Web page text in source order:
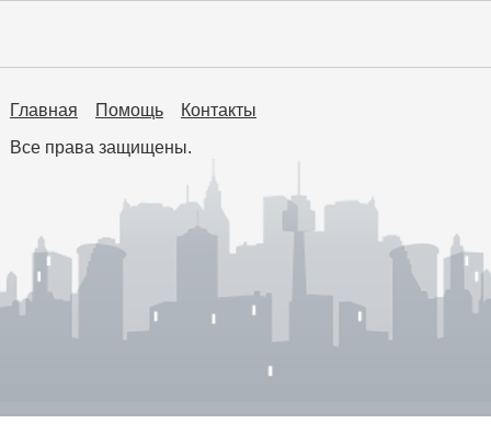
Главная Помощь
Контакты
Все права защищены.